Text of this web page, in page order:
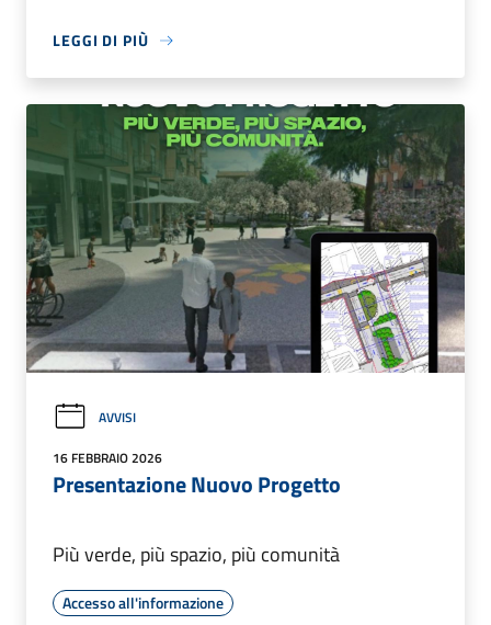
LEGGI DI PIÙ
AVVISI
16 FEBBRAIO 2026
Presentazione Nuovo Progetto
Più verde, più spazio, più comunità
Accesso all'informazione